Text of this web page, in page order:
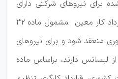
برای نیرو‌های شرکتی دارای
مدرک لیسانس و بالاتر، قرارداد کار معین مشمول ماده ۳۲
منعقد شود و برای نیرو‌های
لیسانس دارند، براساس ماده